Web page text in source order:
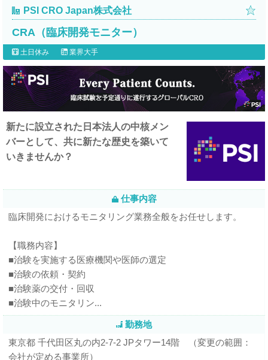
PSI CRO Japan株式会社
CRA（臨床開発モニター）
土日休み 業界大手
新たに設立された日本法人の中核メン
バーとして、共に新たな歴史を築いて
いきませんか？
仕事内容
臨床開発におけるモニタリング業務全般をお任せします。
【職務内容】
■治験を実施する医療機関や医師の選定
■治験の依頼・契約
■治験薬の交付・回収
■治験中のモニタリン...
勤務地
東京都 千代田区丸の内2-7-2 JPタワー14階 （変更の範囲：
会社が定める事業所）